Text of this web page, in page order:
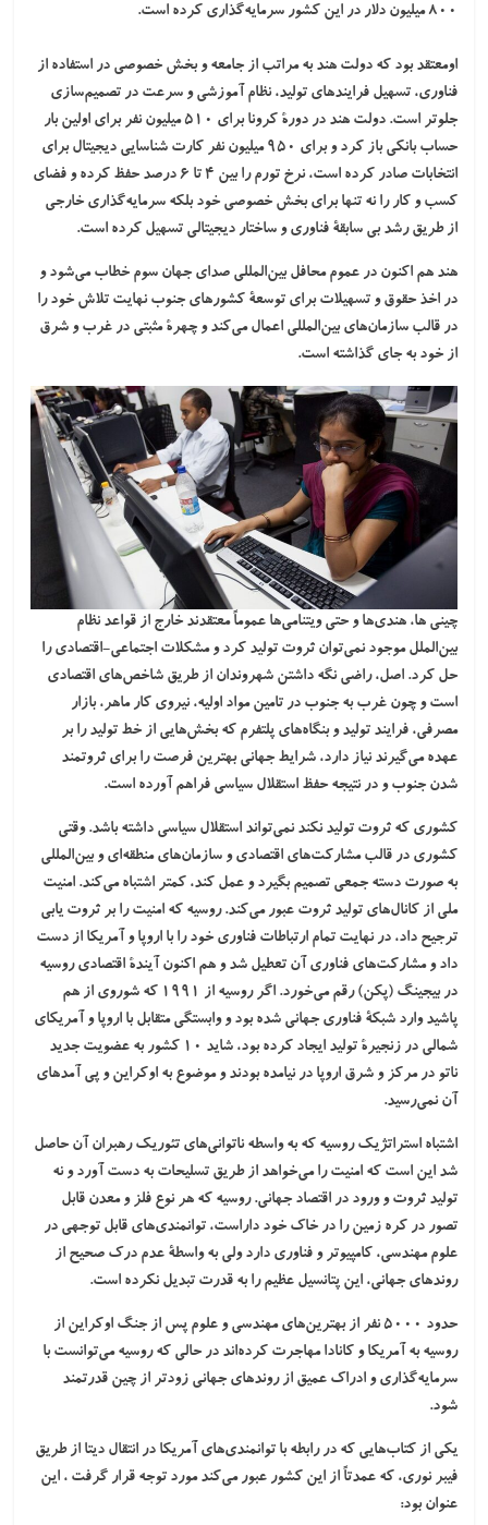
۸۰۰ میلیون دلار در این کشور سرمایه‌گذاری کرده است.
اومعتقد بود که دولت هند به مراتب از جامعه و بخش خصوصی در استفاده از
فناوری، تسهیل فرایندهای تولید، نظام آموزشی و سرعت در تصمیم‌سازی
جلوتر است. دولت هند در دورۀ کرونا برای ۵۱۰ میلیون نفر برای اولین بار
حساب بانکی باز کرد و برای ۹۵۰ میلیون نفر کارت شناسایی دیجیتال برای
انتخابات صادر کرده است، نرخ تورم را بین ۴ تا ۶ درصد حفظ کرده و فضای
کسب و کار را نه تنها برای بخش خصوصی خود بلکه سرمایه‌گذاری خارجی
از طریق رشد بی‌ سابقۀ فناوری و ساختار دیجیتالی تسهیل کرده است.
هند هم اکنون در عموم محافل بین‌المللیصدای جهان سوم خطاب می‌شود و
در اخذ حقوق و تسهیلات برای توسعۀ کشورهای جنوب نهایت تلاش خود را
در قالب سازمان‌های بین‌المللی اعمال می‌کند و چهرۀ مثبتی در غرب و شرق
از خود به جای گذاشته است.
چینی ها، هندی‌ها و حتی ویتنامی‌ها عموماً معتقدند خارج از قواعد نظام
بین‌الملل موجود نمی‌توان ثروت تولید کرد و مشکلات اجتماعی-اقتصادی را
حل کرد. اصل، راضی نگه داشتن شهروندان از طریق شاخص‌های اقتصادی
است و چون غرب به جنوب در تامین مواد اولیه، نیروی کار ماهر، بازار
مصرفی، فرایند تولید و بنگاه‌های پلتفرم که بخش‌هایی از خط تولید را بر
عهده می‌گیرند نیاز دارد، شرایط جهانی بهترین فرصت را برای ثروتمند
شدن جنوب و در نتیجه حفظ استقلال سیاسی فراهم آورده است.
کشوری که ثروت تولید نکند نمی‌تواند استقلال سیاسی داشته باشد. وقتی
کشوری در قالب مشارکت‌های اقتصادی و سازمان‌های منطقه‌ای و بین‌المللی
به صورت دسته جمعی تصمیم بگیرد و عمل کند، کمتر اشتباه می‌کند. امنیت
ملی از کانال‌های تولید ثروت عبور می‌کند. روسیه که امنیت را بر ثروت یابی
ترجیح داد، در نهایت تمام ارتباطات فناوری خود را با اروپا و آمریکا از دست
داد و مشارکت‌های فناوری آن تعطیل شد و هم اکنون آیندۀ اقتصادی روسیه
در بیجینگ (پکن) رقم می‌خورد. اگر روسیه از ۱۹۹۱ که شوروی از هم
پاشید وارد شبکۀ فناوری جهانی شده بود و وابستگی متقابل با اروپا و آمریکای
شمالی در زنجیرۀ تولید ایجاد کرده بود، شاید ۱۰ کشور به عضویت جدید
ناتو در مرکز و شرق اروپا در نیامده بودند و موضوع به اوکراین و پی آمدهای
آن نمی‌رسید.
اشتباه استراتژیک روسیه که به واسطهناتوانی‌های تئوریک رهبران آن حاصل
شد این است که امنیت را می‌خواهد از طریق تسلیحات به دست آورد و نه
تولید ثروت و ورود در اقتصاد جهانی. روسیه که هر نوع فلز و معدن قابل
تصور در کره زمین را در خاک خود داراست، توانمندی‌های قابل توجهی در
علوم مهندسی، کامپیوتر و فناوری دارد ولی به واسطۀ عدم درک صحیح از
روندهای جهانی، این پتانسیل عظیم را به قدرت تبدیل نکرده است.
حدود ۵۰۰۰ نفر از بهترین‌های مهندسی و علوم پس از جنگ اوکراین از
روسیه به آمریکا و کانادا مهاجرت کرده‌اند در حالی که روسیه می‌توانست با
سرمایه‌گذاری و ادراک عمیق از روندهای جهانی زودتر از چین قدرتمند
شود.
یکی از کتاب‌هایی که در رابطه با توانمندی‌های آمریکا در انتقال دیتا از طریق
فیبر نوری، که عمدتاً از این کشور عبور می‌کند مورد توجه قرار گرفت ، این
عنوان بود: